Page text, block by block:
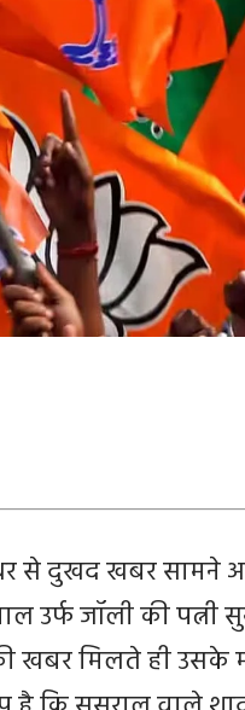
से दुखद खबर सामने
उर्फ ​​जॉली की पत्नी
खबर मिलते ही उसके